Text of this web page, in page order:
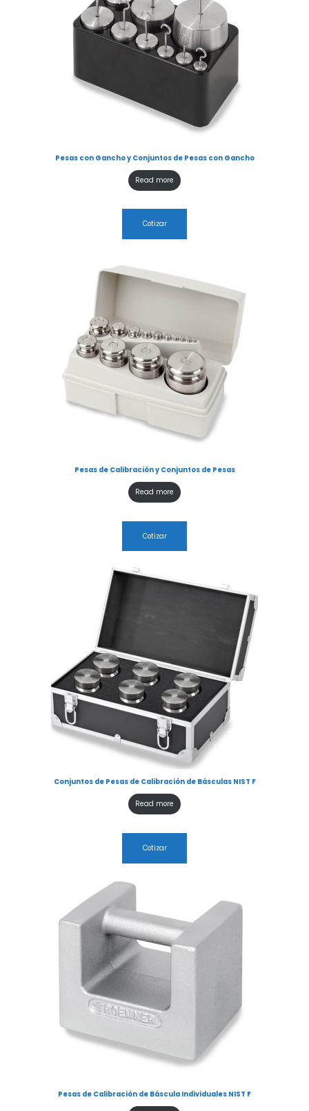
Pesas con Gancho y Conjuntos de Pesas con Gancho
Read more
Cotizar
Pesas de Calibración y Conjuntos de Pesas
Read more
Cotizar
Conjuntos de Pesas de Calibración de Básculas NIST F
Read more
Cotizar
Pesas de Calibración de Báscula Individuales NIST F